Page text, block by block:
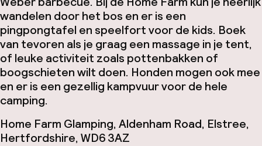
wandelen door het bos en er is een
pingpongtafel en speelfort voor de kids. Boek
van tevoren als je graag een massage in je tent,
of leuke activiteit zoals pottenbakken of
boogschieten wilt doen. Honden mogen ook mee
en er is een gezellig kampvuur voor de hele
camping.
Home Farm Glamping, Aldenham Road, Elstree,
Hertfordshire, WD6 3AZ